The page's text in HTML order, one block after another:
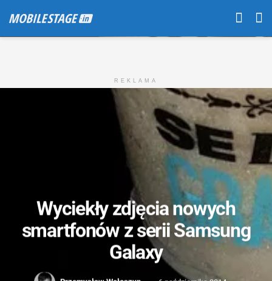
REKLAMA
Wyciekły zdjęcia nowych
smartfonów z serii Samsung
Galaxy